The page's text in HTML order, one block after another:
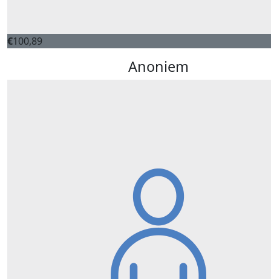
€100,89
Anoniem